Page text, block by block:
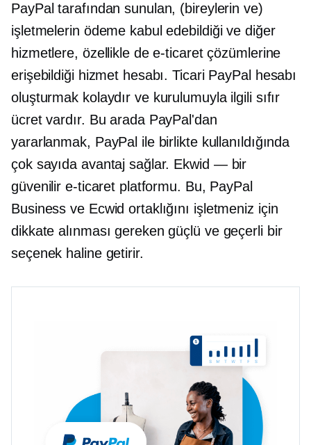
PayPal tarafından sunulan, (bireylerin ve)
işletmelerin ödeme kabul edebildiği ve diğer
hizmetlere, özellikle de e-ticaret çözümlerine
erişebildiği hizmet hesabı. Ticari PayPal hesabı
oluşturmak kolaydır ve kurulumuyla ilgili sıfır
ücret vardır. Bu arada PayPal'dan
yararlanmak, PayPal ile birlikte kullanıldığında
çok sayıda avantaj sağlar. Ekwid — bir
güvenilir e-ticaret platformu. Bu, PayPal
Business ve Ecwid ortaklığını işletmeniz için
dikkate alınması gereken güçlü ve geçerli bir
seçenek haline getirir.